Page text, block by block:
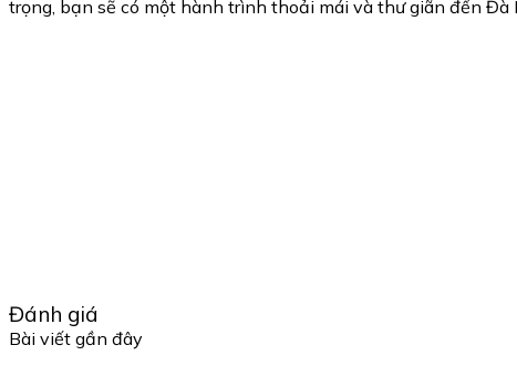
trọng, bạn sẽ có một hành trình thoải mái và thư giãn đến
Đánh giá
Bài viết gần đây